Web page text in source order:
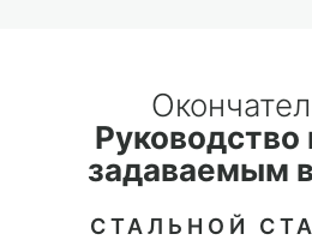
Руководство
задаваемым
СТАЛЬНОЙ